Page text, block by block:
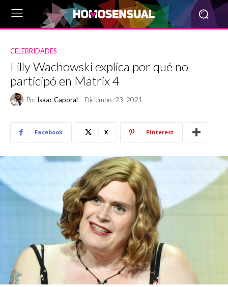
CELEBRIDADES
Lilly Wachowski explica por qué no
participó en Matrix 4
Por Isaac Caporal Diciembre 23, 2021
Facebook X Pinterest